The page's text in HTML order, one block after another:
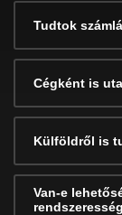
Tudtok
Cégként is
Külföldről is
Van-e